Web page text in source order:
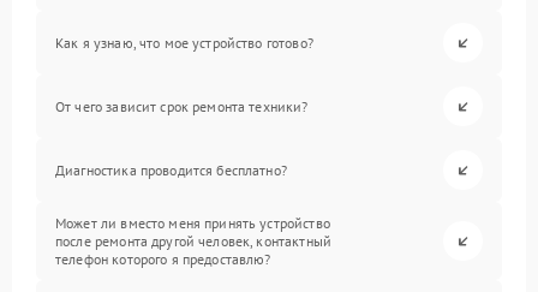
Как я узнаю, что мое устройство готово?
От чего зависит срок ремонта техники?
Диагностика проводится бесплатно?
Может ли вместо меня принять устройство
после ремонта другой человек, контактный
телефон которого я предоставлю?